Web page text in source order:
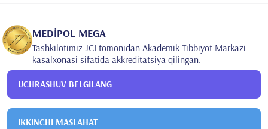
MEDİPOL MEGA
Tashkilotimiz JCI tomonidan Akademik Tibbiyot Markazi
kasalxonasi sifatida akkreditatsiya qilingan.
UCHRASHUV BELGILANG
IKKINCHI MASLAHAT